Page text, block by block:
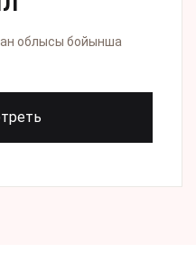
облысы бойынша